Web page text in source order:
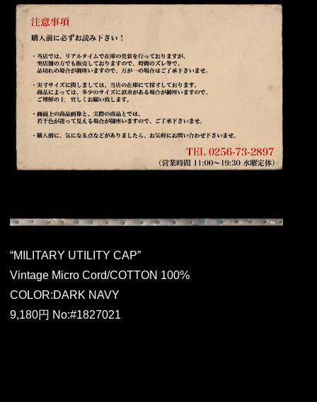
“MILITARY UTILITY CAP”
Vintage Micro Cord/COTTON 100%
COLOR:DARK NAVY
9,180円 No:#1827021